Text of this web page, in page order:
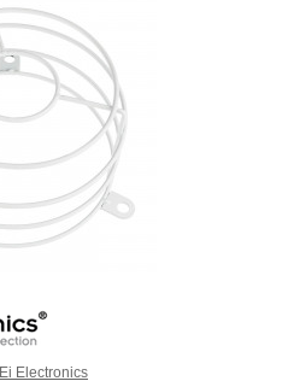
Ei Electronics